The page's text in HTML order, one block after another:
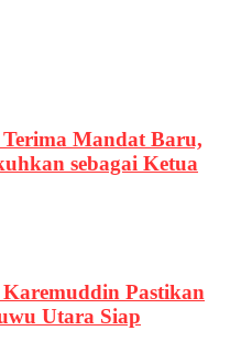
Mandat Baru,
sebagai Ketua
Pastikan
Utara Siap